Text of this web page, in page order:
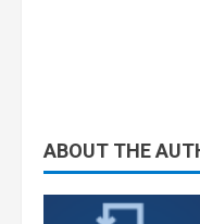
ABOUT THE